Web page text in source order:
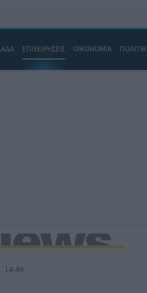
ΕΠΙΧΕΙΡΗΣΕΙΣ ΟΙΚΟΝΟΜΙΑ
14:49